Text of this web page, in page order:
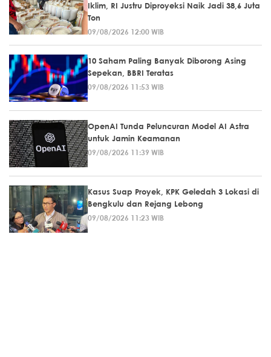
Iklim, RI Justru Diproyeksi Naik Jadi 38,6 Juta
Ton
09/08/2026 12:00 WIB
10 Saham Paling Banyak Diborong Asing
Sepekan, BBRI Teratas
09/08/2026 11:53 WIB
OpenAI Tunda Peluncuran Model AI Astra
untuk Jamin Keamanan
09/08/2026 11:39 WIB
Kasus Suap Proyek, KPK Geledah 3 Lokasi di
Bengkulu dan Rejang Lebong
09/08/2026 11:23 WIB